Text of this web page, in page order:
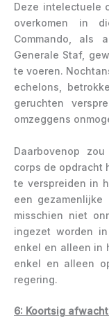
Deze intelectuele
overkomen in
Commando, als
Generale Staf,
te voeren.
echelons,
geruchten
omzeggens
Daarbovenop
corps de opdracht
te verspreiden in
een
misschien niet
ingezet worden
enkel en alleen in
enkel en alleen
regering.
6: Koortsig